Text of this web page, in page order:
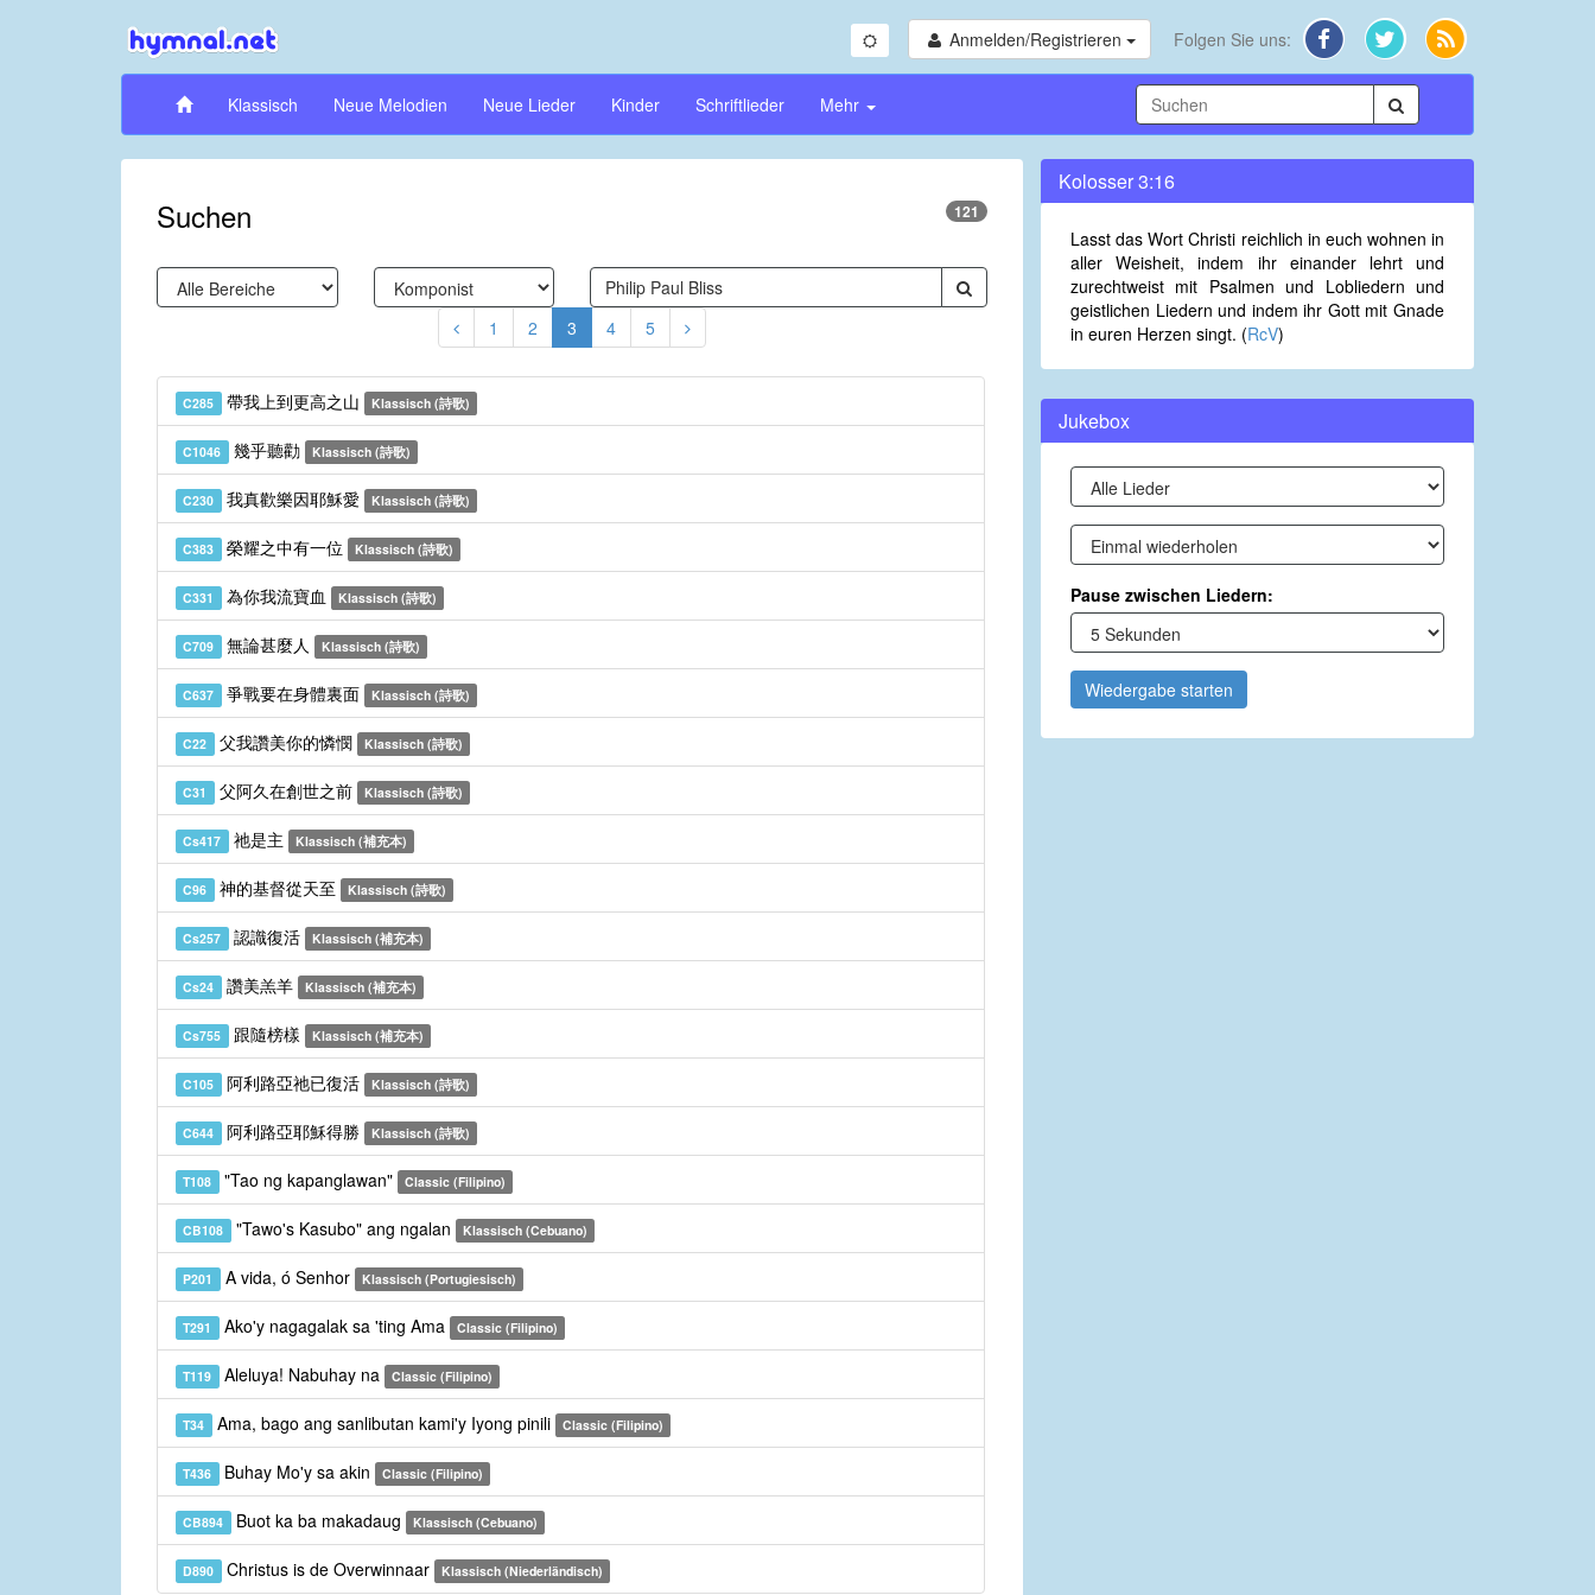
Anmelden/Registrieren Folgen Sie uns:
Klassisch Neue Melodien Neue Lieder Kinder Schriftlieder Mehr
Suchen 121
1 2 3 4 5
C285 帶我上到更高之山 Klassisch (詩歌)
C1046 幾乎聽勸 Klassisch (詩歌)
C230 我真歡樂因耶穌愛 Klassisch (詩歌)
C383 榮耀之中有一位 Klassisch (詩歌)
C331 為你我流寶血 Klassisch (詩歌)
C709 無論甚麼人 Klassisch (詩歌)
C637 爭戰要在身體裏面 Klassisch (詩歌)
C22 父我讚美你的憐憫 Klassisch (詩歌)
C31 父阿久在創世之前 Klassisch (詩歌)
Cs417 祂是主 Klassisch (補充本)
C96 神的基督從天至 Klassisch (詩歌)
Cs257 認識復活 Klassisch (補充本)
Cs24 讚美羔羊 Klassisch (補充本)
Cs755 跟隨榜樣 Klassisch (補充本)
C105 阿利路亞祂已復活 Klassisch (詩歌)
C644 阿利路亞耶穌得勝 Klassisch (詩歌)
T108 "Tao ng kapanglawan" Classic (Filipino)
CB108 "Tawo's Kasubo" ang ngalan Klassisch (Cebuano)
P201 A vida, ó Senhor Klassisch (Portugiesisch)
T291 Ako'y nagagalak sa 'ting Ama Classic (Filipino)
T119 Aleluya! Nabuhay na Classic (Filipino)
T34 Ama, bago ang sanlibutan kami'y Iyong pinili Classic (Filipino)
T436 Buhay Mo'y sa akin Classic (Filipino)
CB894 Buot ka ba makadaug Klassisch (Cebuano)
D890 Christus is de Overwinnaar Klassisch (Niederländisch)
Kolosser 3:16
Lasst das Wort Christi reichlich in euch wohnen in
aller Weisheit, indem ihr einander lehrt und
zurechtweist mit Psalmen und Lobliedern und
geistlichen Liedern und indem ihr Gott mit Gnade
in euren Herzen singt. (RcV)
Jukebox
Pause zwischen Liedern:
Wiedergabe starten